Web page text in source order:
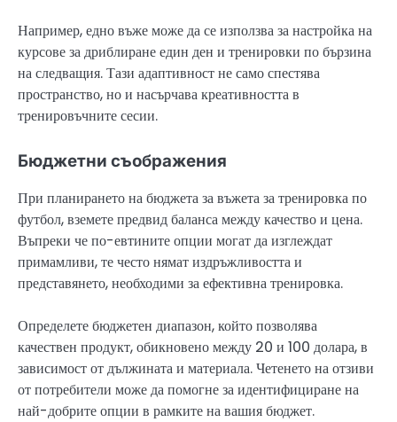
Например, едно въже може да се използва за настройка на
курсове за дриблиране един ден и тренировки по бързина
на следващия. Тази адаптивност не само спестява
пространство, но и насърчава креативността в
тренировъчните сесии.
Бюджетни съображения
При планирането на бюджета за въжета за тренировка по
футбол, вземете предвид баланса между качество и цена.
Въпреки че по-евтините опции могат да изглеждат
примамливи, те често нямат издръжливостта и
представянето, необходими за ефективна тренировка.
Определете бюджетен диапазон, който позволява
качествен продукт, обикновено между 20 и 100 долара, в
зависимост от дължината и материала. Четенето на отзиви
от потребители може да помогне за идентифициране на
най-добрите опции в рамките на вашия бюджет.